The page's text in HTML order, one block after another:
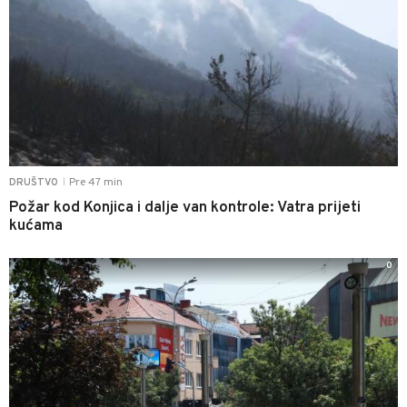
DRUŠTVO Pre 47 min
Požar kod Konjica i dalje van kontrole: Vatra prijeti
kućama
0